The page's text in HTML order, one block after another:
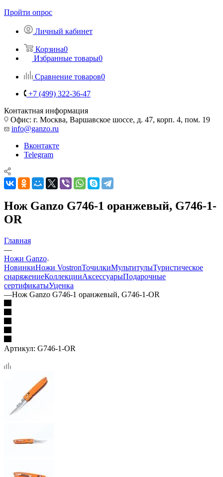
Пройти опрос
Личный кабинет
Корзина0
Избранные товары0
Сравнение товаров0
+7 (499) 322-36-47
Контактная информация
Офис: г. Москва, Варшавское шоссе, д. 47, корп. 4, пом. 19
info@ganzo.ru
Вконтакте
Telegram
Нож Ganzo G746-1 оранжевый, G746-1-
OR
Главная
—
Ножи Ganzo
НовинкиНожи VostronТочилкиМультитулыТуристическое
снаряжениеКоллекцииАксессуарыПодарочные
сертификатыУценка
—Нож Ganzo G746-1 оранжевый, G746-1-OR
Артикул: G746-1-OR